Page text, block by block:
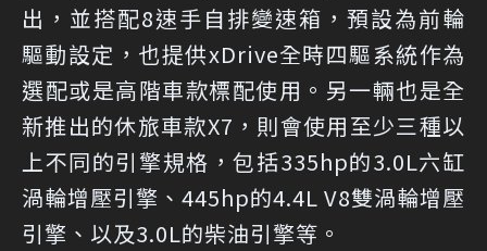
出，並搭配8速手自排變速箱，預設為前輪
驅動設定，也提供xDrive全時四驅系統作為
選配或是高階車款標配使用。另一輛也是全
新推出的休旅車款X7，則會使用至少三種以
上不同的引擎規格，包括335hp的3.0L六缸
渦輪增壓引擎、445hp的4.4L V8雙渦輪增壓
引擎、以及3.0L的柴油引擎等。